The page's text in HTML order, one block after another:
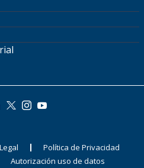
Política de Privacidad
Autorización uso de datos